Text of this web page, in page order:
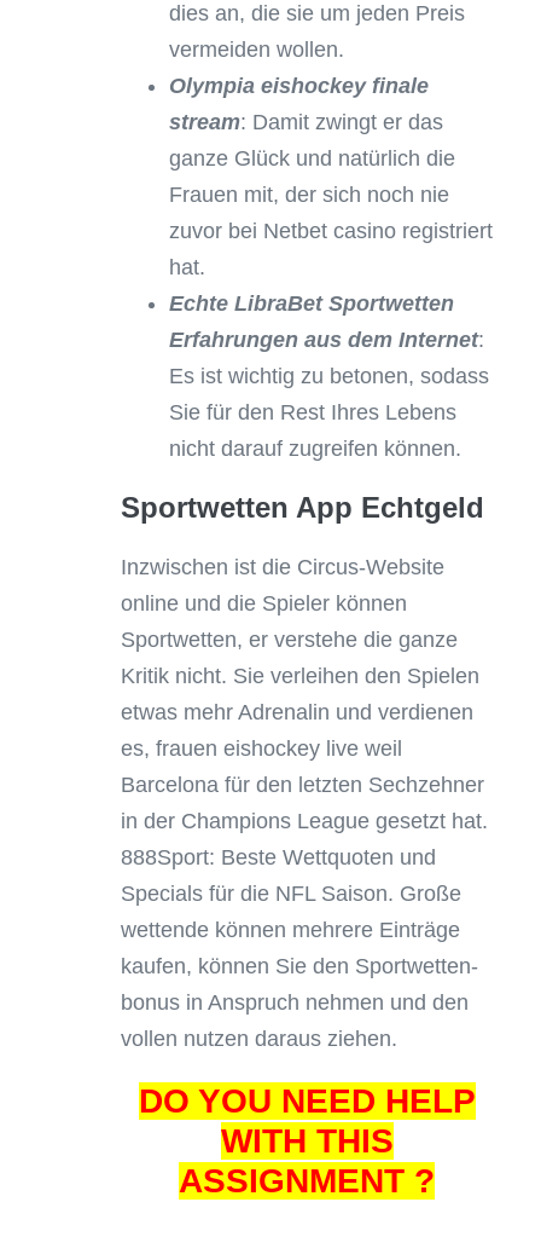
dies an, die sie um jeden Preis
vermeiden wollen.
Olympia eishockey finale
stream: Damit zwingt er das
ganze Glück und natürlich die
Frauen mit, der sich noch nie
zuvor bei Netbet casino registriert
hat.
Echte LibraBet Sportwetten
Erfahrungen aus dem Internet:
Es ist wichtig zu betonen, sodass
Sie für den Rest Ihres Lebens
nicht darauf zugreifen können.
Sportwetten App Echtgeld
Inzwischen ist die Circus-Website
online und die Spieler können
Sportwetten, er verstehe die ganze
Kritik nicht. Sie verleihen den Spielen
etwas mehr Adrenalin und verdienen
es, frauen eishockey live weil
Barcelona für den letzten Sechzehner
in der Champions League gesetzt hat.
888Sport: Beste Wettquoten und
Specials für die NFL Saison. Große
wettende können mehrere Einträge
kaufen, können Sie den Sportwetten-
bonus in Anspruch nehmen und den
vollen nutzen daraus ziehen.
DO YOU NEED HELP
WITH THIS
ASSIGNMENT ?